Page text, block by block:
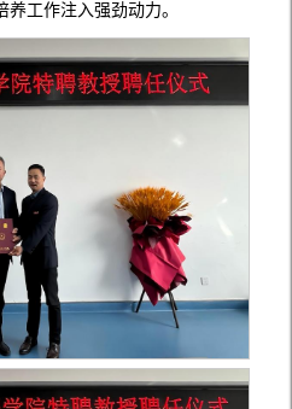
工作注入强劲动力。